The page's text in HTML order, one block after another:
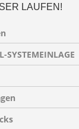
LAUFEN!
SYSTEMEINLAGE